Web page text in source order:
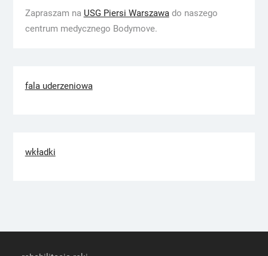
Zapraszam na USG Piersi Warszawado naszego
centrum medycznego Bodymove.
fala uderzeniowa
wkładki